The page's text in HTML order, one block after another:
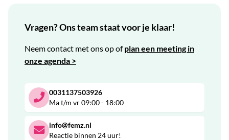
Vragen? Ons team staat voor je klaar!
Neem contact met ons op ofplan een meeting in
onze agenda >
0031137503926
Ma t/m vr 09:00 - 18:00
info@femz.nl
Reactie binnen 24 uur!